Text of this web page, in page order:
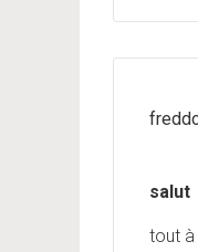
salut
tout à